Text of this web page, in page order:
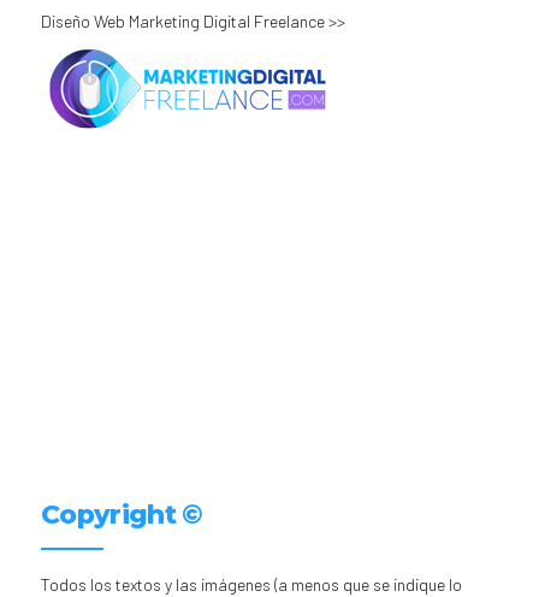
Diseño Web Marketing Digital Freelance >>
Copyright ©
Todos los textos y las imágenes (a menos que se indique lo